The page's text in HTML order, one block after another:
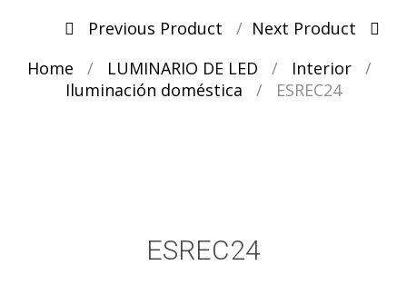
PostPrevious Product
Next Product
Home
/ LUMINARIO DE LED / Interior
/
Iluminación doméstica
/ ESREC24
ESREC24